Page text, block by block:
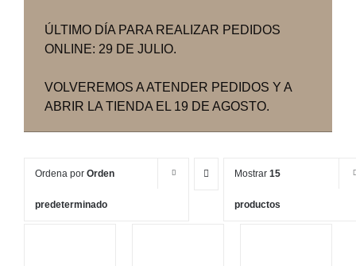
ÚLTIMO DÍA PARA REALIZAR PEDIDOS
ONLINE: 29 DE JULIO.
VOLVEREMOS A ATENDER PEDIDOS Y A
ABRIR LA TIENDA EL 19 DE AGOSTO.
Ordena por Orden
predeterminado
Mostrar 15
productos